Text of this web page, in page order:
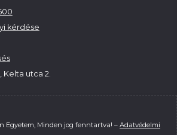
kérdése
Kelta utca 2.
Egyetem, Minden jog fenntartva! – Adatvédelmi